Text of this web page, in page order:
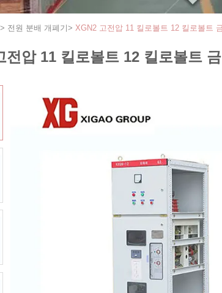
> 전원 분배 개폐기> XGN2 고전압 11 킬로볼트 12 킬로볼트
전압 11 킬로볼트 12 킬로볼트